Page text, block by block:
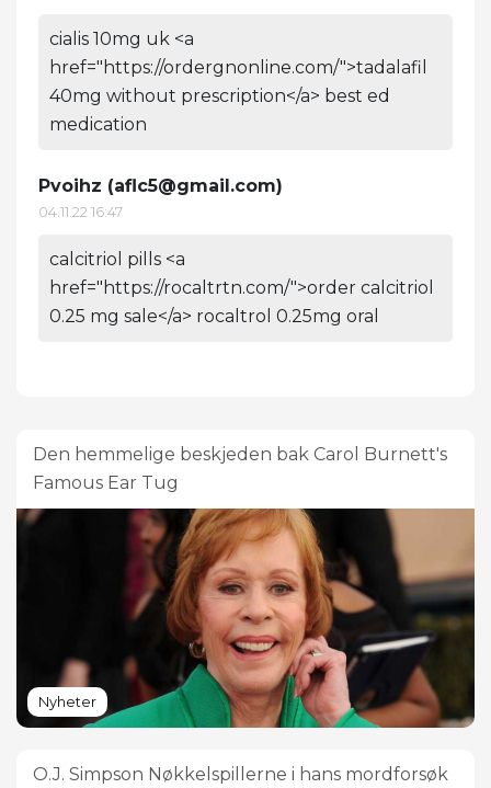
cialis 10mg uk <a
href="https://ordergnonline.com/">tadalafil
40mg without prescription</a> best ed
medication
Pvoihz (aflc5@gmail.com)
04.11.22 16:47
calcitriol pills <a
href="https://rocaltrtn.com/">order calcitriol
0.25 mg sale</a> rocaltrol 0.25mg oral
Den hemmelige beskjeden bak Carol Burnett's
Famous Ear Tug
Nyheter
O.J. Simpson Nøkkelspillerne i hans mordforsøk